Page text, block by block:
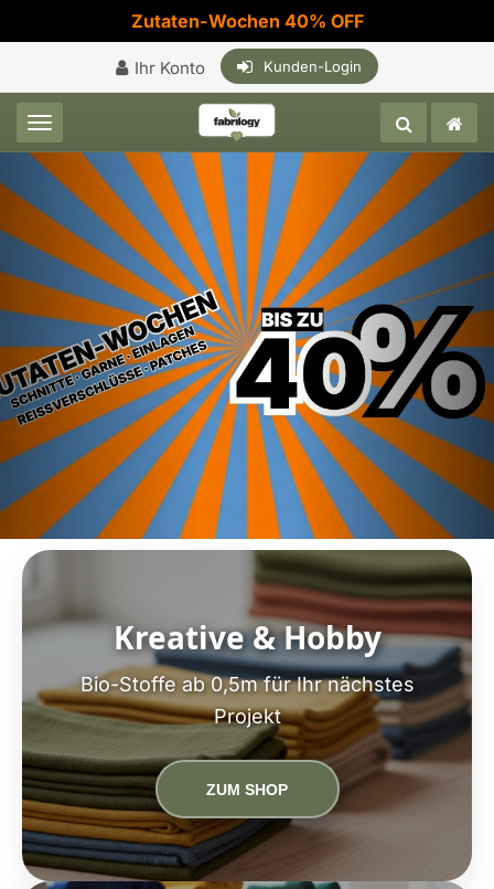
Zutaten-Wochen 40% OFF
Ihr Konto Kunden-Login
Toggle navigation
Kreative & Hobby
Bio-Stoffe ab 0,5m für Ihr nächstes
Projekt
ZUM SHOP